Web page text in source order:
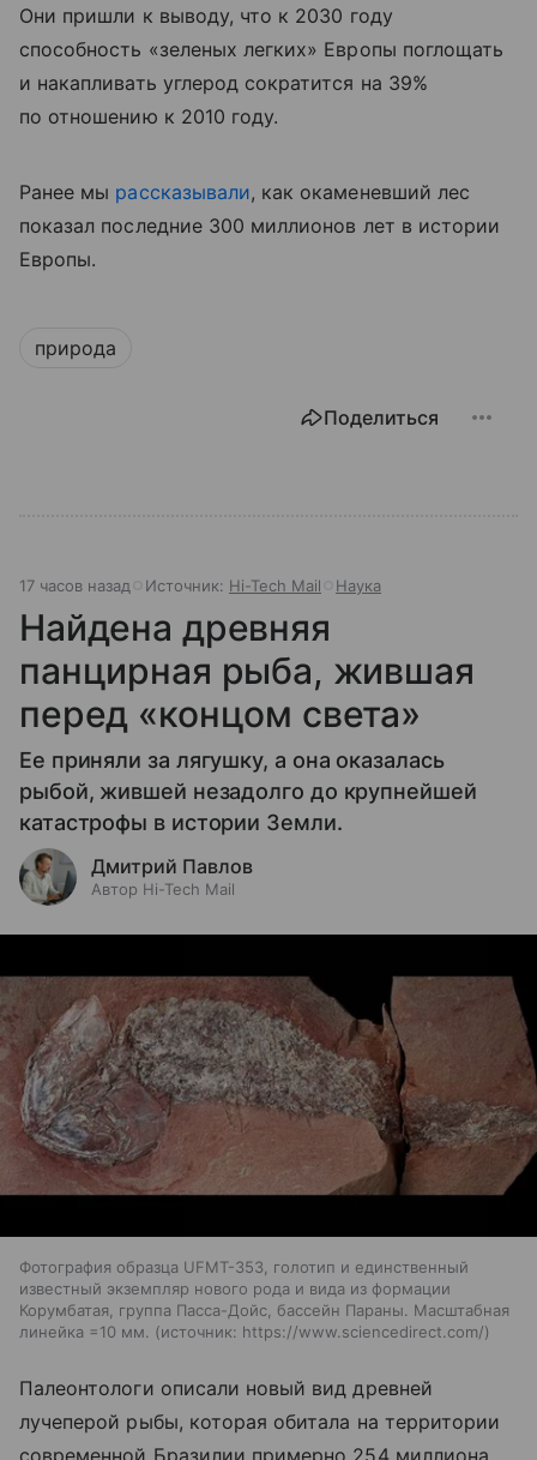
Они пришли к выводу, что к 2030 году
способность «зеленых легких» Европы поглощать
и накапливать углерод сократится на 39%
по отношению к 2010 году.
Ранее мы рассказывали, как окаменевший лес
показал последние 300 миллионов лет в истории
Европы.
природа
Поделиться
17 часов назад Источник: Hi-Tech Mail Наука
Найдена древняя
панцирная рыба, жившая
перед «концом света»
Ее приняли за лягушку, а она оказалась
рыбой, жившей незадолго до крупнейшей
катастрофы в истории Земли.
Дмитрий Павлов
Автор Hi-Tech Mail
Фотография образца UFMT-353, голотип и единственный
известный экземпляр нового рода и вида из формации
Корумбатая, группа Пасса-Дойс, бассейн Параны. Масштабная
линейка =10 мм.
источник: https://www.sciencedirect.com/
Палеонтологи описали новый вид древней
лучеперой рыбы, которая обитала на территории